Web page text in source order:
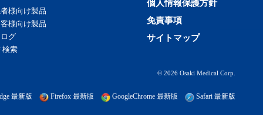
様向け製品
様向け製品
グ
検索
個人情報保護方針
免責事項
サイトマップ
© 2026 Osaki Medical Corp.
最新版 Firefox 最新版 GoogleChrome 最新版 Safari 最新版